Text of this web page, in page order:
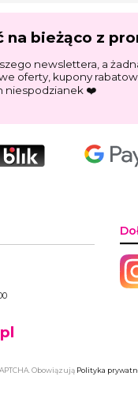
na bieżąco z
newslettera, a
oferty, kupony
niespodzianek ❤️
Obowiązują Polityka